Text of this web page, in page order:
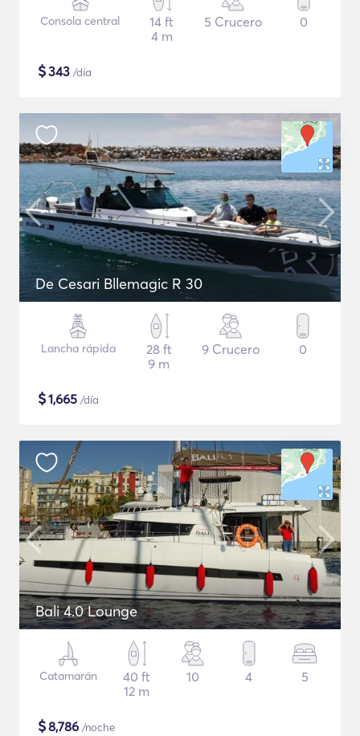
Consola central
14 ft
4 m
5 Crucero 0
$343 /día
De Cesari Bllemagic R 30
Lancha rápida
28 ft
9 m
9 Crucero 0
$1,665 /día
Bali 4.0 Lounge
Catamarán
40 ft
12 m
10 4 5
$8,786 /noche